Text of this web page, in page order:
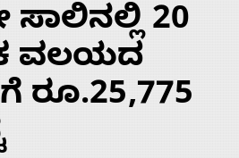
ಸಾಲಿನಲ್ಲಿ 20
ವಲಯದ
ರೂ.25,775